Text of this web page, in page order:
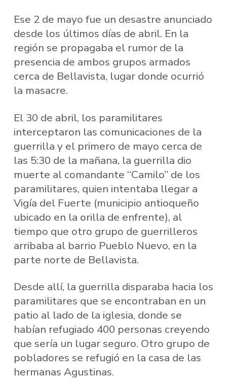
Ese 2 de mayo fue un desastre anunciado
desde los últimos días de abril. En la
región se propagaba el rumor de la
presencia de ambos grupos armados
cerca de Bellavista, lugar donde ocurrió
la masacre.
El 30 de abril, los paramilitares
interceptaron las comunicaciones de la
guerrilla y el primero de mayo cerca de
las 5:30 de la mañana, la guerrilla dio
muerte al comandante “Camilo” de los
paramilitares, quien intentaba llegar a
Vigía del Fuerte (municipio antioqueño
ubicado en la orilla de enfrente), al
tiempo que otro grupo de guerrilleros
arribaba al barrio Pueblo Nuevo, en la
parte norte de Bellavista.
Desde allí, la guerrilla disparaba hacia los
paramilitares que se encontraban en un
patio al lado de la iglesia, donde se
habían refugiado 400 personas creyendo
que sería un lugar seguro. Otro grupo de
pobladores se refugió en la casa de las
hermanas Agustinas.